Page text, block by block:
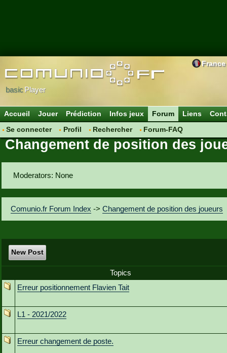
France
basicPlayer
Accueil Jouer Prédiction Infos jeux
Forum
Se connecter
Profil Rechercher Forum-FAQ
Liens
Changement de position des
Moderators: None
Comunio.fr Forum Index ->Changement de position des joueurs
New Post
Topics
Erreur positionnement Flavien Tait
L1 - 2021/2022
Erreur changement de poste.